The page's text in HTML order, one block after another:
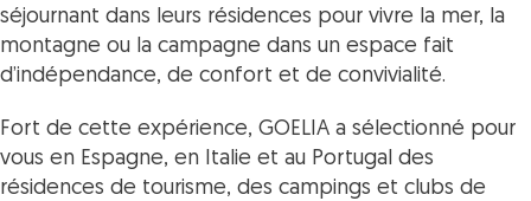
séjournant dans leurs résidences pour vivre la mer, la
montagne ou la campagne dans un espace fait
d’indépendance, de confort et de convivialité.
Fort de cette expérience, GOELIA a sélectionné pour
vous en Espagne, en Italie et au Portugal des
résidences de tourisme, des campings et clubs de